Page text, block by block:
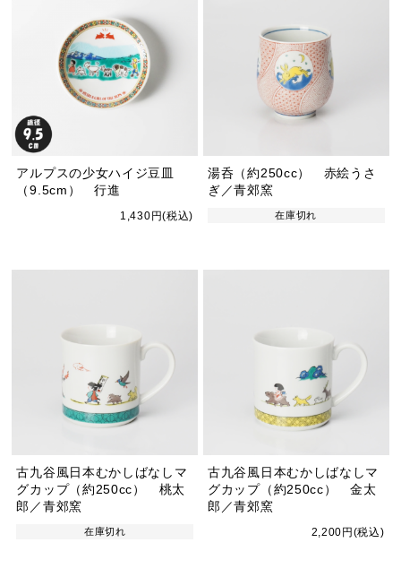
アルプスの少女ハイジ豆皿
（9.5cm） 行進
1,430円(税込)
湯呑（約250cc） 赤絵うさ
ぎ／青郊窯
在庫切れ
古九谷風日本むかしばなしマ
グカップ（約250cc） 桃太
郎／青郊窯
在庫切れ
古九谷風日本むかしばなしマ
グカップ（約250cc） 金太
郎／青郊窯
2,200円(税込)